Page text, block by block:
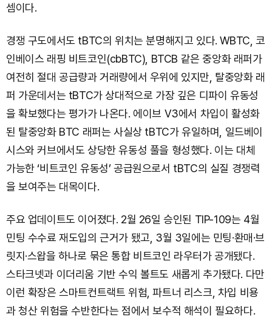
셈이다.
경쟁 구도에서도 tBTC의 위치는 분명해지고 있다. WBTC, 코
인베이스 래핑 비트코인(cbBTC), BTCB 같은 중앙화 래퍼가
여전히 절대 공급량과 거래량에서 우위에 있지만, 탈중앙화 래
퍼 가운데서는 tBTC가 상대적으로 가장 깊은 디파이 유동성
을 확보했다는 평가가 나온다. 에이브 V3에서 차입이 활성화
된 탈중앙화 BTC 래퍼는 사실상 tBTC가 유일하며, 일드베이
시스와 커브에서도 상당한 유동성 풀을 형성했다. 이는 대체
가능한 ‘비트코인 유동성’ 공급원으로서 tBTC의 실질 경쟁력
을 보여주는 대목이다.
주요 업데이트도 이어졌다. 2월 26일 승인된 TIP-109는 4월
민팅 수수료 재도입의 근거가 됐고, 3월 3일에는 민팅·환매·브
릿지·스왑을 하나로 묶은 통합 비트코인 라우터가 공개됐다.
스타크넷과 이더리움 기반 수익 볼트도 새롭게 추가됐다. 다만
이런 확장은 스마트컨트랙트 위험, 파트너 리스크, 차입 비용
과 청산 위험을 수반한다는 점에서 보수적 해석이 필요하다.